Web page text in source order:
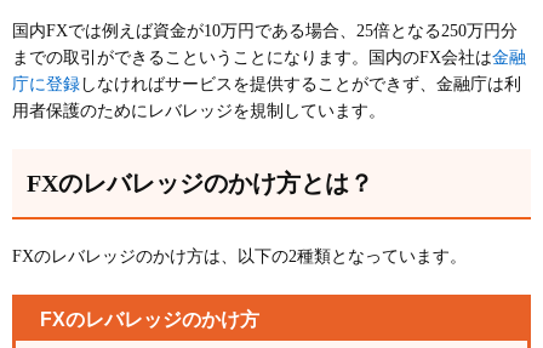
国内FXでは例えば資金が10万円である場合、25倍となる250万円分
までの取引ができるこということになります。国内のFX会社は金融
庁に登録 しなければサービスを提供することができず、金融庁は利
用者保護のためにレバレッジを規制しています。
FXのレバレッジのかけ方とは？
FXのレバレッジのかけ方は、以下の2種類となっています。
FXのレバレッジのかけ方